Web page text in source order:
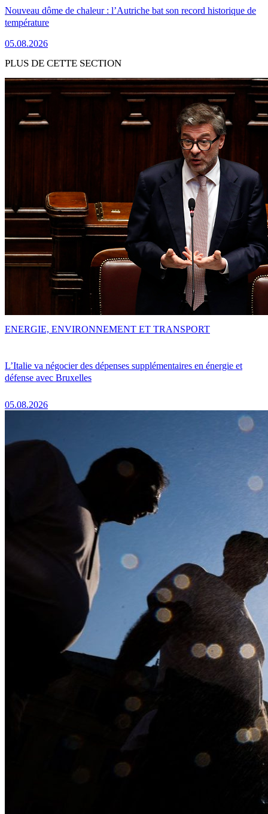
Nouveau dôme de chaleur : l’Autriche bat son record historique de
température
05.08.2026
PLUS DE CETTE SECTION
L’Italie va négocier des dépenses supplémentaires en énergie et
défense avec Bruxelles
05.08.2026
ENERGIE, ENVIRONNEMENT ET TRANSPORT